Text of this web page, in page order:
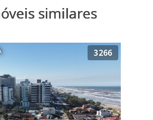
similares
3266